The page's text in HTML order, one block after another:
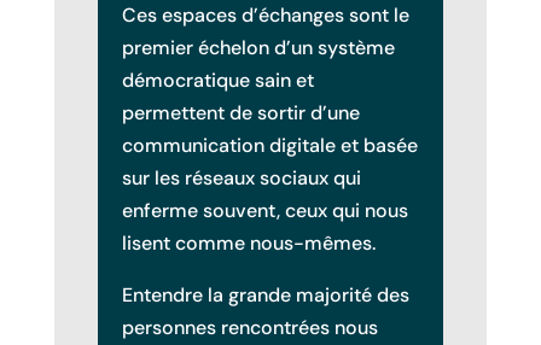
Ces espaces d’échanges sont le
premier échelon d’un système
démocratique sain et
permettent de sortir d’une
communication digitale et basée
sur les réseaux sociaux qui
enferme souvent, ceux qui nous
lisent comme nous-mêmes.
Entendre la grande majorité des
personnes rencontrées nous